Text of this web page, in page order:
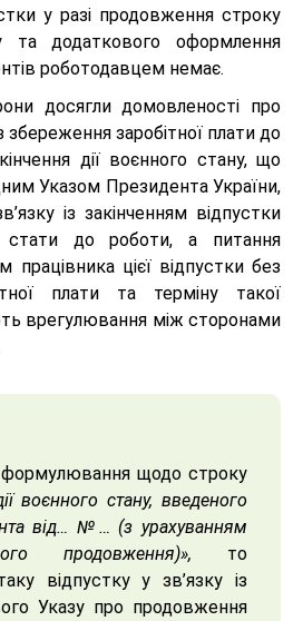
у разі продовження строку
та додаткового оформлення
роботодавцем немає.
досягли домовленості про
збереження заробітної плати до
дії воєнного стану, що
Указом Президента України,
із закінченням відпустки
стати до роботи, а питання
працівника цієї відпустки без
плати та терміну такої
врегулювання між сторонами
щодо строку
воєнного стану, введеного
від… №… (з урахуванням
продовження)», то
відпустку у зв’язку із
Указу про продовження